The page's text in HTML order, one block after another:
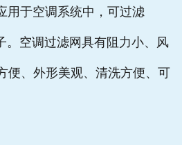
于空调系统中，可过滤
。空调过滤网具有阻力小、风
便、外形美观、清洗方便、可